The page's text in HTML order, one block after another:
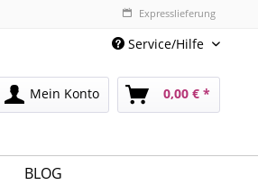
Expresslieferung
Service/Hilfe
Mein Konto 0,00 € *
BLOG